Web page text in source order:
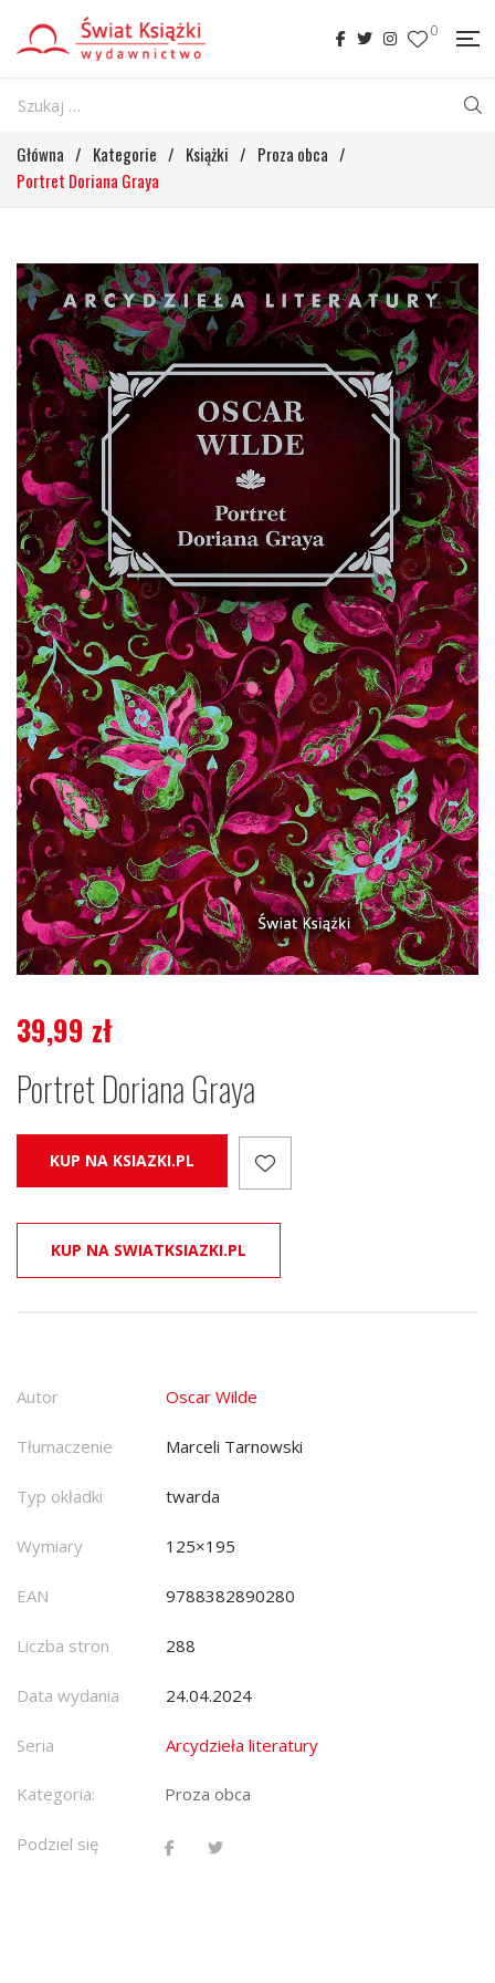
0
Główna / Kategorie / Książki / Proza obca /
Portret Doriana Graya
39,99 zł
Portret Doriana Graya
KUP NA KSIAZKI.PL
KUP NA SWIATKSIAZKI.PL
Autor Oscar Wilde
Tłumaczenie Marceli Tarnowski
Typ okładki twarda
Wymiary 125×195
EAN 9788382890280
Liczba stron 288
Data wydania 24.04.2024
Seria Arcydzieła literatury
Kategoria: Proza obca
Podziel się